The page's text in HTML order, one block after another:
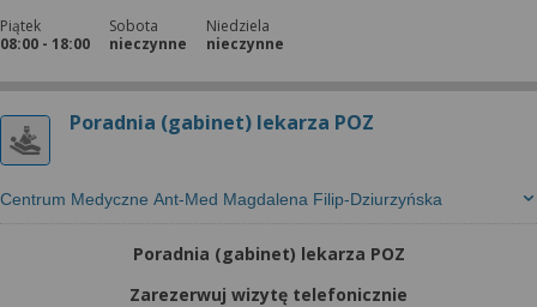
Piątek
08:00 - 18:00
Sobota
nieczynne
Niedziela
nieczynne
Poradnia (gabinet) lekarza POZ
Centrum Medyczne Ant-Med Magdalena Filip-Dziurzyńska
Poradnia (gabinet) lekarza POZ
Zarezerwuj wizytę telefonicznie